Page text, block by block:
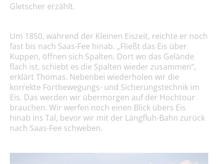
Gletscher erzählt.
Um 1850, während der Kleinen Eiszeit, reichte er noch
fast bis nach Saas-Fee hinab. „Fließt das Eis über
Kuppen, öffnen sich Spalten. Dort wo das Gelände
flach ist, schiebt es die Spalten wieder zusammen“,
erklärt Thomas. Nebenbei wiederholen wir die
korrekte Fortbewegungs- und Sicherungstechnik im
Eis. Das werden wir übermorgen auf der Hochtour
brauchen. Wir werfen noch einen Blick übers Eis
hinab ins Tal, bevor wir mit der Längfluh-Bahn zurück
nach Saas-Fee schweben.